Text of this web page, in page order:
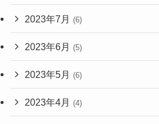
2023年7月 (6)
2023年6月 (5)
2023年5月 (6)
2023年4月 (4)